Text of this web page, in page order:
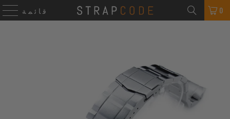
قائمة 0